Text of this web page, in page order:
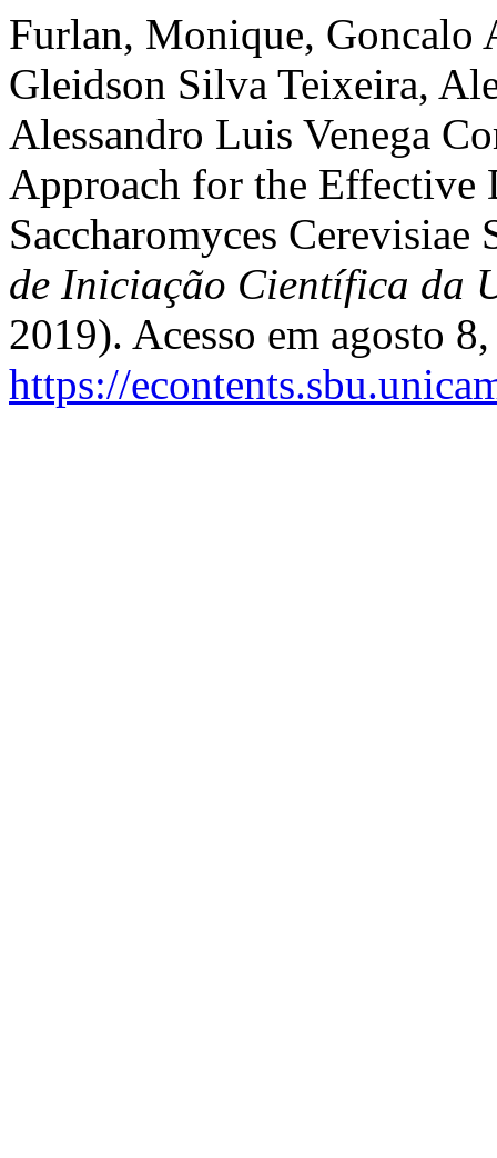
Furlan, Monique, Goncalo
Gleidson Silva Teixeira,
Alessandro Luis Venega
Approach for the Effective
Saccharomyces Cerevisiae
de Iniciação Científica da
2019). Acesso em agosto
https://